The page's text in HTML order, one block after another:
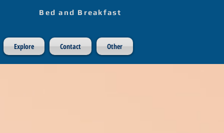
Bed and Breakfast
Explore Contact Other